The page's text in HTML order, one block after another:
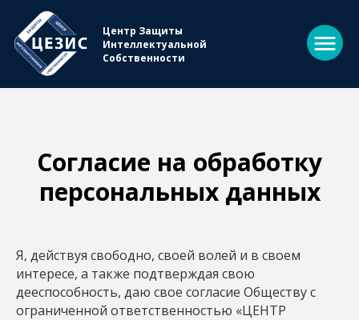
Центр Защиты
Интеллектуальной
Собственности
Cогласие на обработку
персональных данных
Я, действуя свободно, своей волей и в своем
интересе, а также подтверждая свою
дееспособность, даю свое согласие Обществу с
ограниченной ответственностью «ЦЕНТР